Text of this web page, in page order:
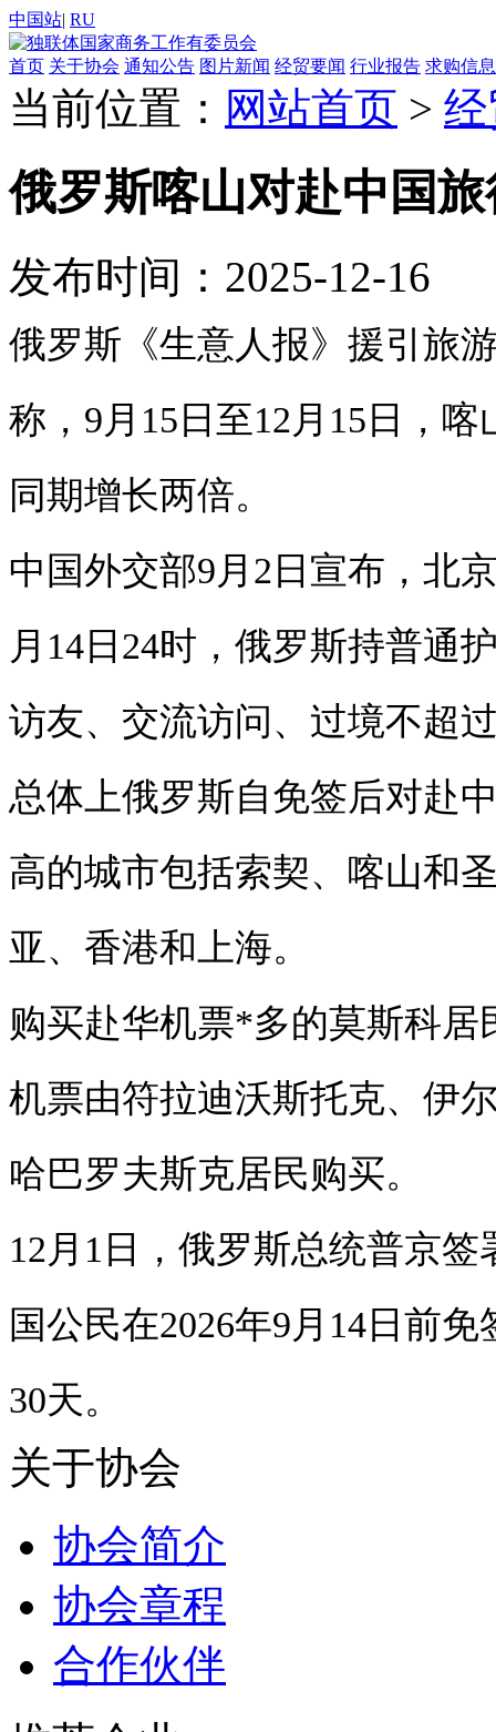
中国站| RU
首页 关于协会 通知公告 图片新闻 经贸要闻 行业报告 求购信息
当前位置： 网站首页 >
俄罗斯喀山对赴中国
发布时间：2025-12-16
俄罗斯《生意人报》援引旅
称，9月15日至12月15日，
同期增长两倍。
中国外交部9月2日宣布，北
月14日24时，俄罗斯持普通
访友、交流访问、过境不超
总体上俄罗斯自免签后对赴
高的城市包括索契、喀山和
亚、香港和上海。
购买赴华机票*多的莫斯科居
机票由符拉迪沃斯托克、伊
哈巴罗夫斯克居民购买。
12月1日，俄罗斯总统普京
国公民在2026年9月14日前
30天。
关于协会
协会简介
协会章程
合作伙伴